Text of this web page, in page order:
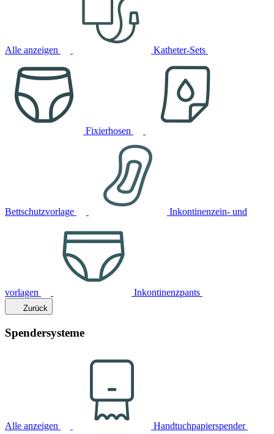
Alle anzeigen Katheter-Sets
Fixierhosen
Bettschutzvorlage Inkontinenzein- und
vorlagen Inkontinenzpants
Zurück
Spendersysteme
Alle anzeigen Handtuchpapierspender